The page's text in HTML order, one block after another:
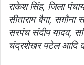
राकेश सिंह, जिला
सीताराम बैगा, सग़ौना
सरपंच संदीप यादव,
चंद्रशेखर पटेल आदि